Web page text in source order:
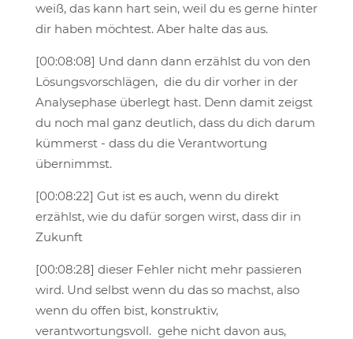
weiß, das kann hart sein, weil du es gerne hinter
dir haben möchtest. Aber halte das aus.
[00:08:08] Und dann dann erzählst du von den
Lösungsvorschlägen, die du dir vorher in der
Analysephase überlegt hast. Denn damit zeigst
du noch mal ganz deutlich, dass du dich darum
kümmerst - dass du die Verantwortung
übernimmst.
[00:08:22] Gut ist es auch, wenn du direkt
erzählst, wie du dafür sorgen wirst, dass dir in
Zukunft
[00:08:28] dieser Fehler nicht mehr passieren
wird. Und selbst wenn du das so machst, also
wenn du offen bist, konstruktiv,
verantwortungsvoll. gehe nicht davon aus,